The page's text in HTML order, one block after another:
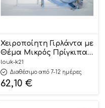
Χειροποίητη Γιρλάντα με
Θέμα Μικρός Πρίγκιπας
| Κ21 Loukia
louk-k21
Διαθέσιμο από 7-12 ημέρες
62,10 €